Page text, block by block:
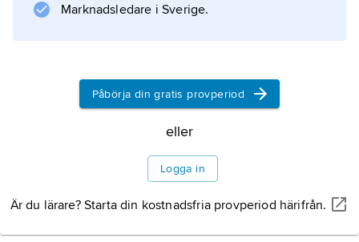
Marknadsledare i Sverige.
Påbörja din gratis provperiod
eller
Logga in
Är du lärare? Starta din kostnadsfria provperiod härifrån.